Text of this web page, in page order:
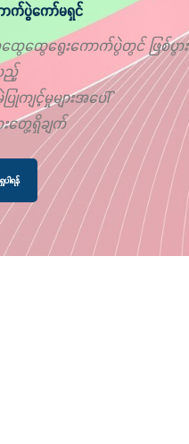
ာက်ပွဲကော်မရှင်
ေထွေရွေးကောက်ပွဲတွင် ဖြစ်ပွား
ည့်
ကျင့်မှုများအပေါ်
တွေ့ရှိချက်
ါရန်